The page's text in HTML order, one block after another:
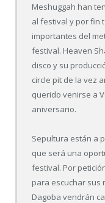
Meshuggah han
al festival y por fin
importantes del
festival. Heaven
disco y su
circle pit de la vez
querido venirse a
aniversario.
Sepultura están a
que será una
festival. Por
para escuchar sus
Dagoba vendrán